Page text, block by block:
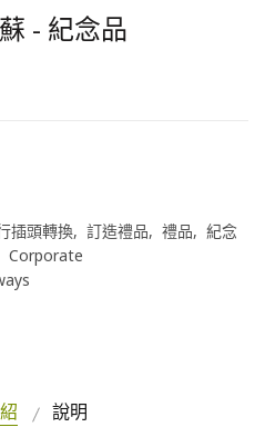
- 紀念品
插頭轉換 訂造禮品 禮品
紀念
Corporate
說明